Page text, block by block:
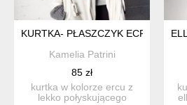
KURTKA- PŁASZCZYK ECRU
Kamelia Patrini
85 zł
kurtka w kolorze ercu z
lekko połyskującego